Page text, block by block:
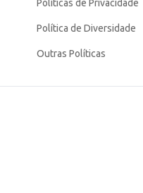
Políticas de Privacidade
Política de Diversidade
Outras Políticas